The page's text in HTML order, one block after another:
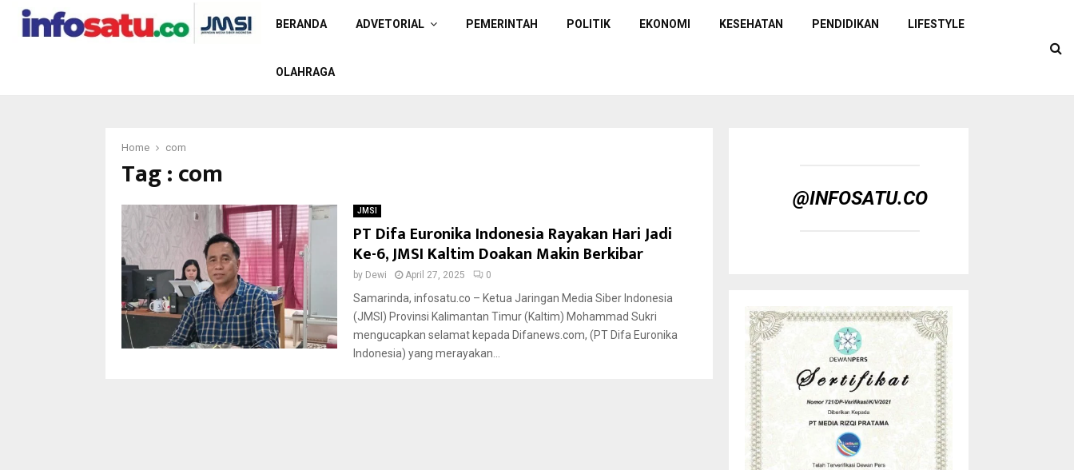
BERANDA ADVETORIAL PEMERINTAH POLITIK EKONOMI KESEHATAN PENDIDIKAN LIFESTYLE
OLAHRAGA
Home com
Tag : com
JMSI
PT Difa Euronika Indonesia Rayakan Hari Jadi
Ke-6, JMSI Kaltim Doakan Makin Berkibar
by Dewi April 27, 2025 0
Samarinda, infosatu.co – Ketua Jaringan Media Siber Indonesia
(JMSI) Provinsi Kalimantan Timur (Kaltim) Mohammad Sukri
mengucapkan selamat kepada Difanews.com, (PT Difa Euronika
Indonesia) yang merayakan...
@INFOSATU.CO